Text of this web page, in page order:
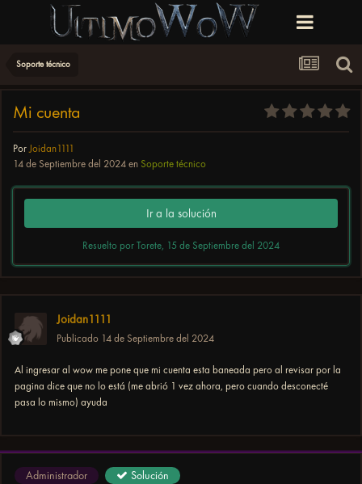
Soporte técnico
Mi cuenta
Por Joidan1111
14 de Septiembre del 2024 en Soporte técnico
Ir a la solución
Resuelto por Torete, 15 de Septiembre del 2024
Joidan1111
Publicado 14 de Septiembre del 2024
Al ingresar al wow me pone que mi cuenta esta baneada pero al revisar por la
pagina dice que no lo está (me abrió 1 vez ahora, pero cuando desconecté
pasa lo mismo) ayuda
Administrador Solución